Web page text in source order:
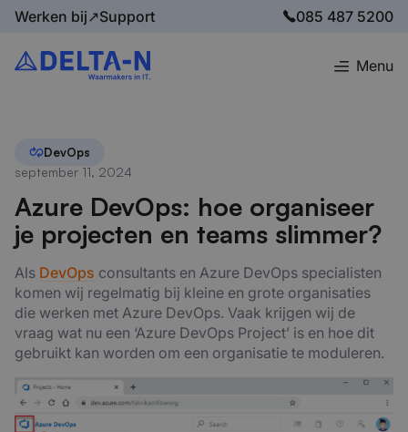
Werken bij↗Support 085 487 5200
Menu
Home Blog Azure DevOps: hoe organiseer je projecten en teams slimmer?
DevOps
september 11, 2024
Azure DevOps: hoe organiseer
je projecten en teams slimmer?
Als DevOps consultants en Azure DevOps specialisten
komen wij regelmatig bij kleine en grote organisaties
die werken met Azure DevOps. Vaak krijgen wij de
vraag wat nu een ‘Azure DevOps Project’ is en hoe dit
gebruikt kan worden om een organisatie te moduleren.